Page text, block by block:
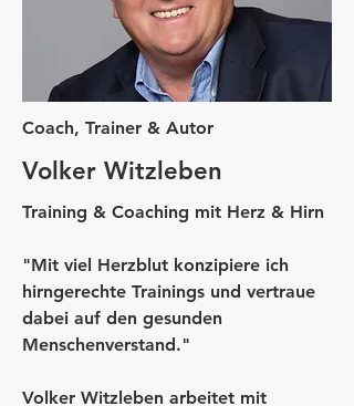
Coach, Trainer & Autor
Volker Witzleben
Training & Coaching mit Herz & Hirn
"Mit viel Herzblut konzipiere ich
hirngerechte Trainings und vertraue
dabei auf den gesunden
Menschenverstand."
Volker Witzleben arbeitet mit